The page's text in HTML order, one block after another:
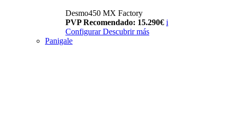
Desmo450 MX Factory
PVP Recomendado: 15.290€ i
Configurar Descubrir más
Panigale